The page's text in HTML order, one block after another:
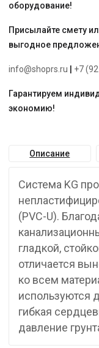
оборудование!
Присылайте смету
выгодное
info@shoprs.ru +7
Гарантируем
экономию!
Описание
Система KG
(PVC-U).
гладкой,
отличается
ко всем
используются
гибкая
давление